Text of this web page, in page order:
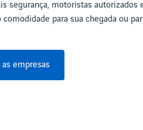
segurança, motoristas autorizados
comodidade para sua chegada ou
empresas